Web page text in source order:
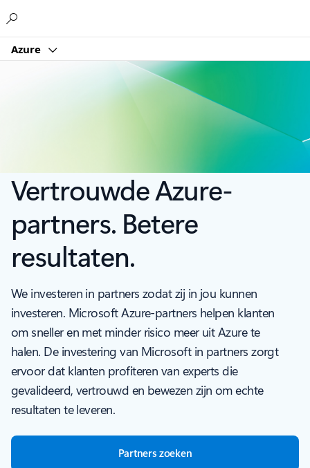
Azure
Vertrouwde Azure-
partners. Betere
resultaten.
We investeren in partners zodat zij in jou kunnen
investeren. Microsoft Azure-partners helpen klanten
om sneller en met minder risico meer uit Azure te
halen. De investering van Microsoft in partners zorgt
ervoor dat klanten profiteren van experts die
gevalideerd, vertrouwd en bewezen zijn om echte
resultaten te leveren.
Partners zoeken